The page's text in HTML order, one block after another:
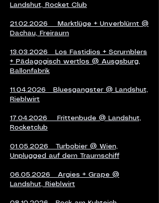
Landshut, Rocket Club
21.02.2026 Marktlüge + Unverblümt @
Dachau, Freiraum
13.03.2026 Los Fastidios + Scrumblers
+ Pädagogisch wertlos @ Ausgsburg,
Ballonfabrik
11.04.2026 Bluesgangster @ Landshut,
Rieblwirt
17.04.2026 Frittenbude @ Landshut,
Rocketclub
01.05.2026 Turbobier @ Wien,
Unplugged auf dem Traumschiff
06.05.2026 Argies + Grape @
Landshut, Rieblwirt